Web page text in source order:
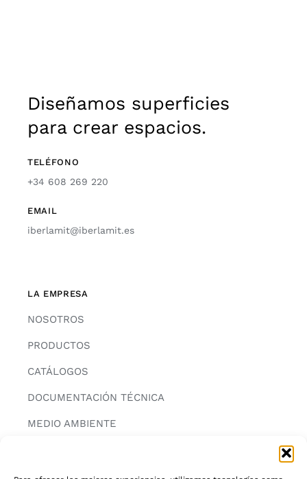
Diseñamos superficies
para crear espacios.
TELÉFONO
+34 608 269 220
EMAIL
iberlamit@iberlamit.es
LA EMPRESA
NOSOTROS
PRODUCTOS
CATÁLOGOS
DOCUMENTACIÓN TÉCNICA
MEDIO AMBIENTE